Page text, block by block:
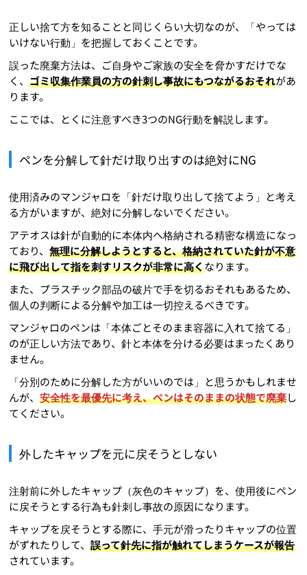
正しい捨て方を知ることと同じくらい大切なのが、「やっては
いけない行動」を把握しておくことです。
誤った廃棄方法は、ご自身やご家族の安全を脅かすだけでな
く、ゴミ収集作業員の方の針刺し事故にもつながるおそれがあ
ります。
ここでは、とくに注意すべき3つのNG行動を解説します。
ペンを分解して針だけ取り出すのは絶対にNG
使用済みのマンジャロを「針だけ取り出して捨てよう」と考え
る方がいますが、絶対に分解しないでください。
アテオスは針が自動的に本体内へ格納される精密な構造になっ
ており、無理に分解しようとすると、格納されていた針が不意
に飛び出して指を刺すリスクが非常に高くなります。
また、プラスチック部品の破片で手を切るおそれもあるため、
個人の判断による分解や加工は一切控えるべきです。
マンジャロのペンは「本体ごとそのまま容器に入れて捨てる」
のが正しい方法であり、針と本体を分ける必要はまったくあり
ません。
「分別のために分解した方がいいのでは」と思うかもしれませ
んが、安全性を最優先に考え、ペンはそのままの状態で廃棄し
てください。
外したキャップを元に戻そうとしない
注射前に外したキャップ（灰色のキャップ）を、使用後にペン
に戻そうとする行為も針刺し事故の原因になります。
キャップを戻そうとする際に、手元が滑ったりキャップの位置
がずれたりして、誤って針先に指が触れてしまうケースが報告
されています。